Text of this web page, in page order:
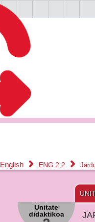
English ENG 2.2
Unitate
didaktikoa